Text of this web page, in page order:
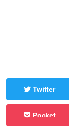
Twitter
Pocket